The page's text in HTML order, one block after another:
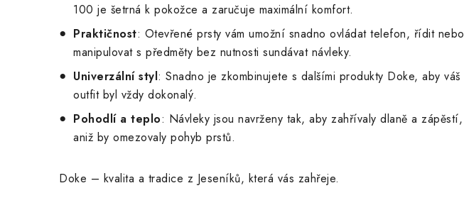
100 je šetrná k pokožce a zaručuje maximální komfort.
Praktičnost: Otevřené prsty vám umožní snadno ovládat telefon, řídit nebo
manipulovat s předměty bez nutnosti sundávat návleky.
Univerzální styl: Snadno je zkombinujete s dalšími produkty Doke, aby váš
outfit byl vždy dokonalý.
Pohodlí a teplo: Návleky jsou navrženy tak, aby zahřívaly dlaně a zápěstí,
aniž by omezovaly pohyb prstů.
Doke – kvalita a tradice z Jeseníků, která vás zahřeje.